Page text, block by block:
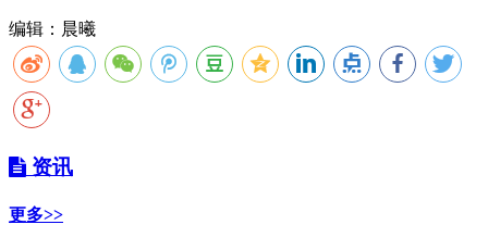
编辑：晨曦
资讯
更多>>